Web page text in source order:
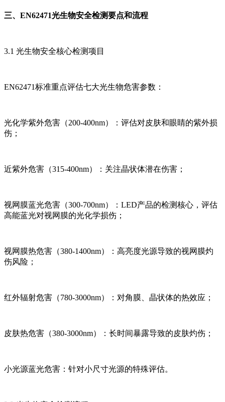
三、EN62471光生物安全检测要点和流程
3.1 光生物安全核心检测项目
EN62471标准重点评估七大光生物危害参数：
光化学紫外危害（200-400nm）：评估对皮肤和眼睛的紫外损
伤；
近紫外危害（315-400nm）：关注晶状体潜在伤害；
视网膜蓝光危害（300-700nm）：LED产品的检测核心，评估
高能蓝光对视网膜的光化学损伤；
视网膜热危害（380-1400nm）：高亮度光源导致的视网膜灼
伤风险；
红外辐射危害（780-3000nm）：对角膜、晶状体的热效应；
皮肤热危害（380-3000nm）：长时间暴露导致的皮肤灼伤；
小光源蓝光危害：针对小尺寸光源的特殊评估。